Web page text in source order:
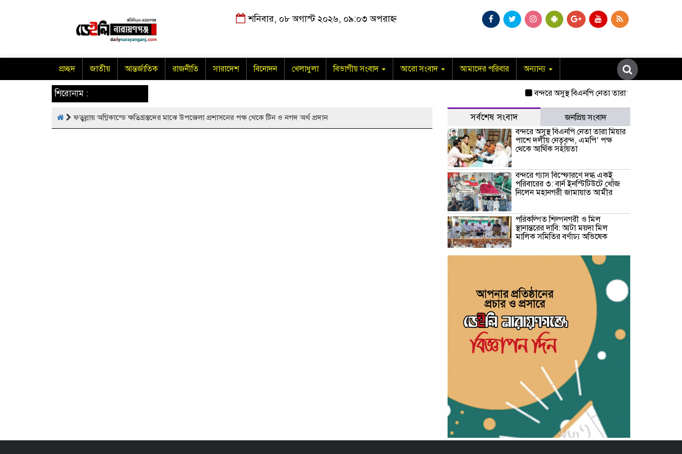
শনিবার, ০৮ অগাস্ট ২০২৬, ০৯:০৩ অপরাহ্ন
প্রচ্ছদ জাতীয় আন্তর্জাতিক রাজনীতি সারাদেশ বিনোদন খেলাধুলা বিভাগীয় সংবাদ আরো সংবাদ আমাদের পরিবার অন্যান্য
শিরোনাম : বন্দরে অসুস্থ বিএনপি নেতা তারা মিয়ার পাশে
ফতুল্লায় অগ্নিকান্ডে ক্ষতিগ্রস্তদের মাঝে উপজেলা প্রশাসনের পক্ষ থেকে টিন ও নগদ অর্থ প্রদান সর্বশেষ সংবাদ
জনপ্রিয় সংবাদ
বন্দরে অসুস্থ বিএনপি নেতা তারা মিয়ার
পাশে দলীয় নেতৃবৃন্দ, এমপি’ পক্ষ
থেকে আর্থিক সহায়তা
বন্দরে গ্যাস বিস্ফোরণে দগ্ধ একই
পরিবারের ৩: বার্ন ইনস্টিটিউটে খোঁজ
নিলেন মহানগরী জামায়াত আমীর
পরিকল্পিত শিল্পনগরী ও মিল
স্থানান্তরের দাবি: আটা ময়দা মিল
মালিক সমিতির বর্ণাঢ্য অভিষেক
জাতীয় ছাত্রশক্তি ফতুল্লা থানার প্রচার ও
মিডিয়া সম্পাদক হলেন সিয়াম
​জুলাই শহিদ জুলফিকার শাকিলের
শাহাদাত বার্ষিকীতে ছাত্র ফেডারেশনের
পুষ্পস্তবক অর্পণ ও প্রামাণ্যচিত্র প্রদর্শন
বন্দরে গ্যাস লিকেজে একই পরিবারের
৩ জন দগ্ধ, মহানগরী আমীর আবদুুল
জব্বারের উদ্বেগ ও সমবেদনা
মাদক ও ছিনতাই এর বিরুদ্ধে ১নং
বাবুরাইলে প্রস্তুতিমূলক আলোচনা সভা
সাহিত্য জোট নারায়ণগঞ্জের কবিতা পাঠ